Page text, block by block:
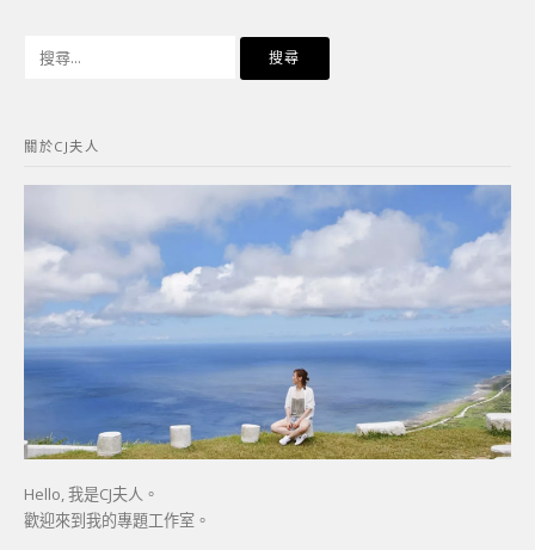
字:
關於CJ夫人
Hello, 我是CJ夫人。
歡迎來到我的專題工作室。